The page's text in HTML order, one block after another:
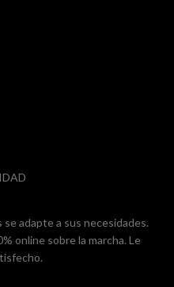
se adapte a sus necesidades.
online sobre la marcha. Le